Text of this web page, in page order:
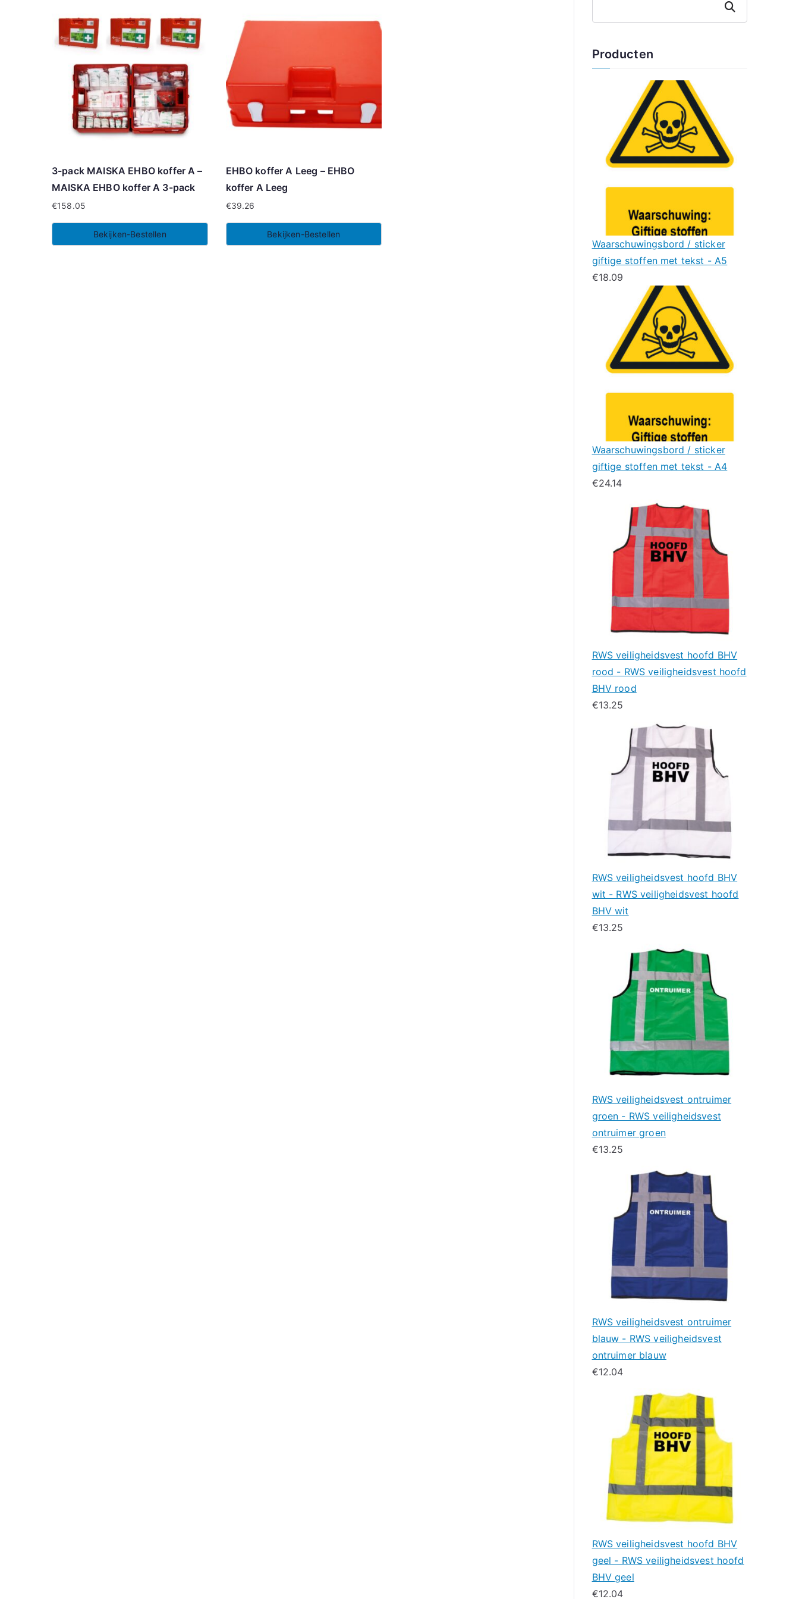
3-pack MAISKA EHBO koffer A –
MAISKA EHBO koffer A 3-pack
€158.05
Bekijken-Bestellen
EHBO koffer A Leeg – EHBO
koffer A Leeg
€39.26
Bekijken-Bestellen
Zoeken
Producten
Waarschuwingsbord / sticker
giftige stoffen met tekst - A5
€18.09
Waarschuwingsbord / sticker
giftige stoffen met tekst - A4
€24.14
RWS veiligheidsvest hoofd BHV
rood - RWS veiligheidsvest hoofd
BHV rood
€13.25
RWS veiligheidsvest hoofd BHV
wit - RWS veiligheidsvest hoofd
BHV wit
€13.25
RWS veiligheidsvest ontruimer
groen - RWS veiligheidsvest
ontruimer groen
€13.25
RWS veiligheidsvest ontruimer
blauw - RWS veiligheidsvest
ontruimer blauw
€12.04
RWS veiligheidsvest hoofd BHV
geel - RWS veiligheidsvest hoofd
BHV geel
€12.04